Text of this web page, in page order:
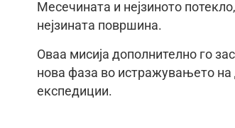
Месечината и нејзиното
нејзината површина.
Оваа мисија дополнително го
нова фаза во истражувањето на
експедиции.